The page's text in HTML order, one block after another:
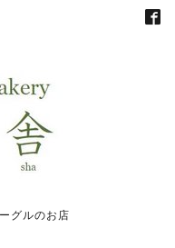
グルのお店